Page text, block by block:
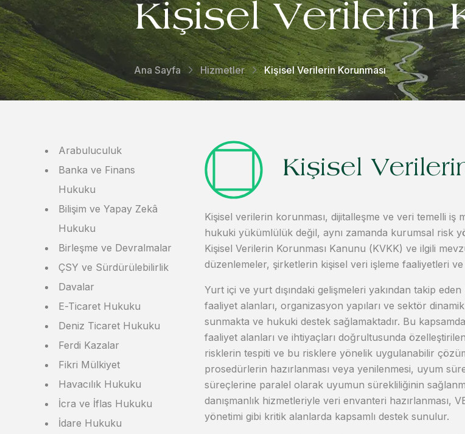
Kişisel Verilerin
Ana Sayfa Hizmetler Kişisel Verilerin Korunması
Arabuluculuk
Banka ve Finans
Hukuku
Bilişim ve Yapay Zekâ
Hukuku
Birleşme ve Devralmalar
ÇSY ve Sürdürülebilirlik
Davalar
E-Ticaret Hukuku
Deniz Ticaret Hukuku
Ferdi Kazalar
Fikri Mülkiyet
Havacılık Hukuku
İcra ve İflas Hukuku
İdare Hukuku
Kişisel
Kişisel verilerin korunması, dijitalleşme ve veri temelli iş
hukuki yükümlülük değil, aynı zamanda kurumsal risk
Kişisel Verilerin Korunması Kanunu (KVKK) ve ilgili
düzenlemeler, şirketlerin kişisel veri işleme faaliyetleri
Yurt içi ve yurt dışındaki gelişmeleri yakından takip
faaliyet alanları, organizasyon yapıları ve sektör
sunmakta ve hukuki destek sağlamaktadır. Bu
faaliyet alanları ve ihtiyaçları doğrultusunda
risklerin tespiti ve bu risklere yönelik uygulanabilir
prosedürlerin hazırlanması veya yenilenmesi, uyum
süreçlerine paralel olarak uyumun sürekliliğinin
danışmanlık hizmetleriyle veri envanteri hazırlanması,
yönetimi gibi kritik alanlarda kapsamlı destek sunulur.